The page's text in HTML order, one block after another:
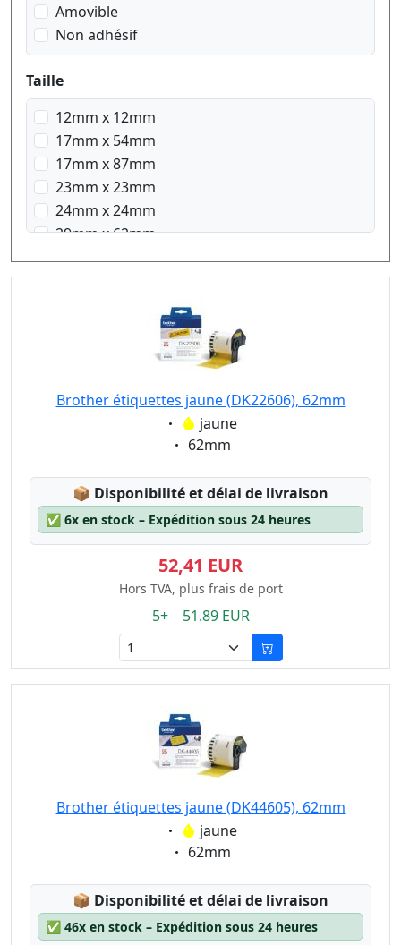
Amovible
Non adhésif
Taille
12mm x 12mm
17mm x 54mm
17mm x 87mm
23mm x 23mm
24mm x 24mm
29mm x 62mm
29mm x 90mm
38mm x 90mm
62mm x 100mm
Brother étiquettes jaune (DK22606), 62mm
Eigenschaft:
jaune
Eigenschaft:
62mm
📦 Lagerstatus:
Disponibilité et délai de livraison
✅ 6x en stock – Expédition sous 24 heures
52,41 EUR
Hors TVA, plus frais de port
5+ 51.89 EUR
Brother étiquettes jaune (DK44605), 62mm
Eigenschaft:
jaune
Eigenschaft:
62mm
📦 Lagerstatus:
Disponibilité et délai de livraison
✅ 46x en stock – Expédition sous 24 heures